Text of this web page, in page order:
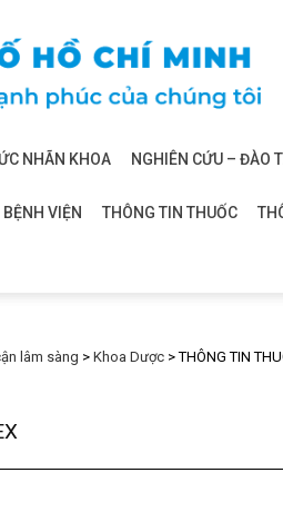
NHÃN KHOA NGHIÊN CỨU – ĐÀO
VIỆN THÔNG TIN THUỐC
lâm sàng > Khoa Dược >THÔNG TIN